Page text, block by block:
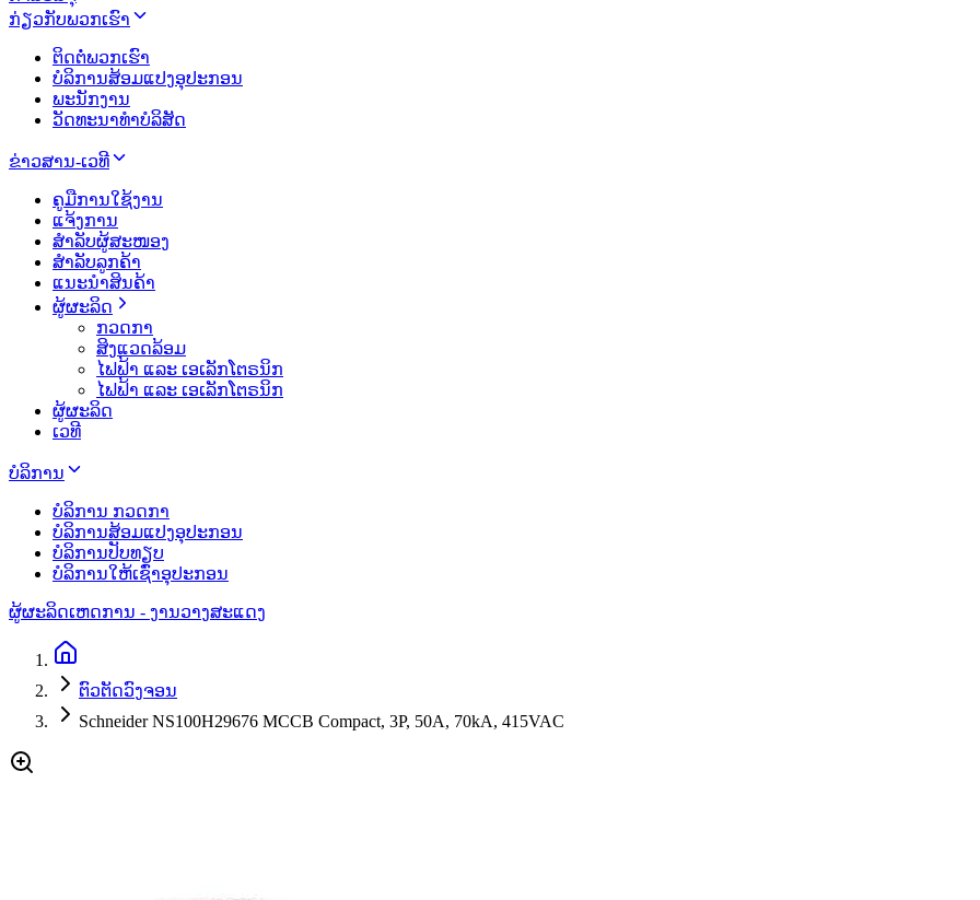
ກ່ຽວກັບພວກເຮົາ
ຕິດຕໍ່ພວກເຮົາ
ບໍລິການສ້ອມແປງອຸປະກອນ
ພະນັກງານ
ວັດທະນາທຳບໍລິສັດ
ຂ່າວສານ-ເວທີ
ຄູມືການໃຊ້ງານ
ແຈ້ງການ
ສຳລັບຜູ້ສະໜອງ
ສຳລັບລູກຄ້າ
ແນະນຳສິນຄ້າ
ຜູ້ຜະລິດ
ກວດກາ
ສິງແວດລ້ອມ
ໄຟຟ້າ ແລະ ເອເລັກໂຕຣນິກ
ໄຟຟ້າ ແລະ ເອເລັກໂຕຣນິກ
ຜູ້ຜະລິດ
ເວທີ
ບໍລິການ
ບໍລິການ ກວດກາ
ບໍລິການສ້ອມແປງອຸປະກອນ
ບໍລິການປັບທຽບ
ບໍລິການໃຫ້ເຊົ່າອຸປະກອນ
ຜູ້ຜະລິດເຫດການ - ງານວາງສະແດງ
ຕົວຕັດວົງຈອນ
Schneider NS100H29676 MCCB Compact, 3P, 50A, 70kA, 415VAC